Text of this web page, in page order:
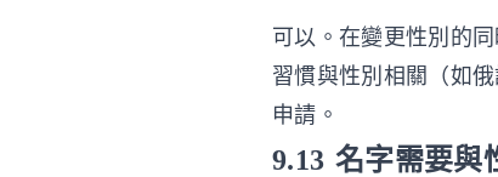
可以。在變更性別的
習慣與性別相關（如
申請。
9.13 名字需要與